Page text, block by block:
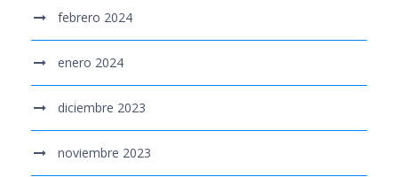
febrero 2024
enero 2024
diciembre 2023
noviembre 2023